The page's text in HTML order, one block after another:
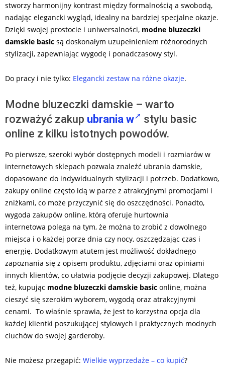
stworzy harmonijny kontrast między formalnością a swobodą,
nadając elegancki wygląd, idealny na bardziej specjalne okazje.
Dzięki swojej prostocie i uniwersalności, modne bluzeczki
damskie basic są doskonałym uzupełnieniem różnorodnych
stylizacji, zapewniając wygodę i ponadczasowy styl.
Do pracy i nie tylko: Elegancki zestaw na różne okazje.
Modne bluzeczki damskie – warto
rozważyć zakup ubrania w
stylu basic
online z kilku istotnych powodów.
Po pierwsze, szeroki wybór dostępnych modeli i rozmiarów w
internetowych sklepach pozwala znaleźć ubrania damskie,
dopasowane do indywidualnych stylizacji i potrzeb. Dodatkowo,
zakupy online często idą w parze z atrakcyjnymi promocjami i
zniżkami, co może przyczynić się do oszczędności. Ponadto,
wygoda zakupów online, którą oferuje hurtownia
internetowa polega na tym, że można to zrobić z dowolnego
miejsca i o każdej porze dnia czy nocy, oszczędzając czas i
energię. Dodatkowym atutem jest możliwość dokładnego
zapoznania się z opisem produktu, zdjęciami oraz opiniami
innych klientów, co ułatwia podjęcie decyzji zakupowej. Dlatego
też, kupując modne bluzeczki damskie basic online, można
cieszyć się szerokim wyborem, wygodą oraz atrakcyjnymi
cenami. To właśnie sprawia, że jest to korzystna opcja dla
każdej klientki poszukującej stylowych i praktycznych modnych
ciuchów do swojej garderoby.
Nie możesz przegapić: Wielkie wyprzedaże – co kupić?